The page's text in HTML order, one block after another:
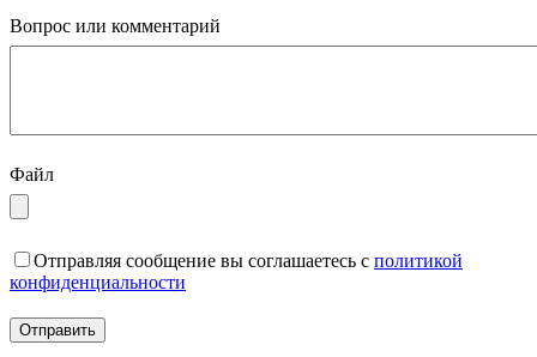
Вопрос или комментарий
Файл
Отправляя сообщение вы соглашаетесь с политикой
конфиденциальности